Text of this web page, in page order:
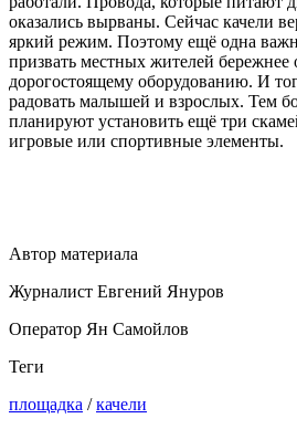
оказались вырваны. Сейчас качели
яркий режим. Поэтому ещё одна
призвать местных жителей бережнее
дорогостоящему оборудованию. И
радовать малышей и взрослых. Тем
планируют установить ещё три
игровые или спортивные элементы.
Автор материала
Журналист Евгений Януров
Оператор Ян Самойлов
Теги
площадка /качели